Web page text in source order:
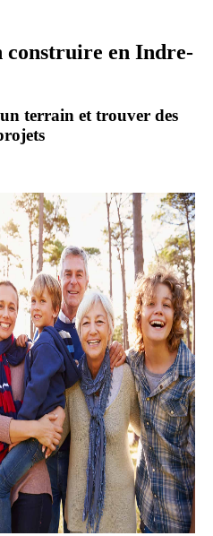
construire en Indre-
terrain et trouver des